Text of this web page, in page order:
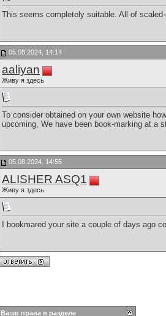
This seems completely suitable. All of
05.08.2024, 14:14
aaliyan
Живу я здесь
To consider obtained on your own website
upcoming, We have been book-marking at a
05.08.2024, 14:55
ALISHER ASQ1
Живу я здесь
I bookmared your site a couple of days ago
Ваши права в разделе